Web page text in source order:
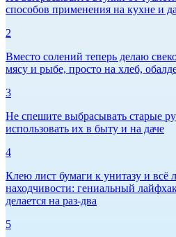
способов применения на кухне и
2
Вместо солений теперь делаю
мясу и рыбе, просто на хлеб,
3
Не спешите выбрасывать старые
использовать их в быту и на даче
4
Клею лист бумаги к унитазу и всё
находчивости: гениальный
делается на раз-два
5